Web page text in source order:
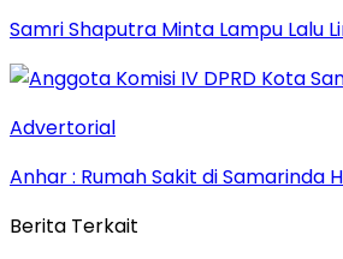
Samri Shaputra Minta Lampu Lalu
Advertorial
Anhar : Rumah Sakit di Samarinda
Berita Terkait